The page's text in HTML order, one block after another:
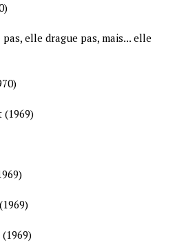
elle drague pas, mais... elle
(1969)